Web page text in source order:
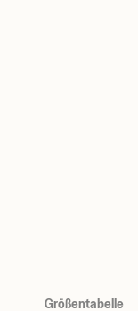
Größentabelle